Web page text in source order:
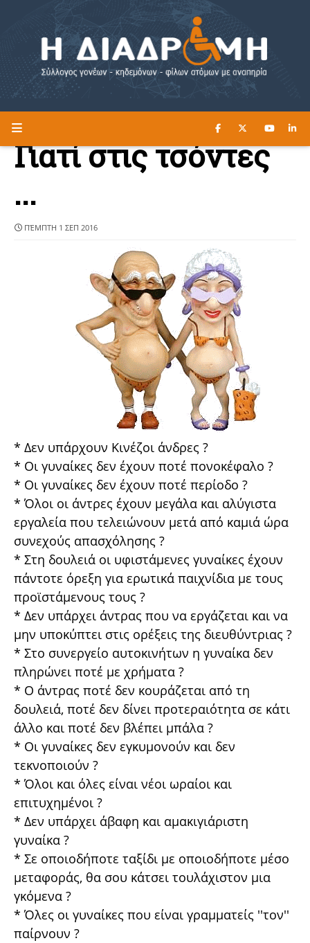
Η ΔΙΑΔΡΟΜΗ ΔΙΑΒΑΣΤΕ ΕΔΩ ►
Γιατί στις τσόντες
...
ΠΈΜΠΤΗ 1 ΣΕΠ 2016
* Δεν υπάρχουν Κινέζοι άνδρες ?
* Οι γυναίκες δεν έχουν ποτέ πονοκέφαλο ?
* Οι γυναίκες δεν έχουν ποτέ περίοδο ?
* Όλοι οι άντρες έχουν μεγάλα και αλύγιστα
εργαλεία που τελειώνουν μετά από καμιά ώρα
συνεχούς απασχόλησης ?
* Στη δουλειά οι υφιστάμενες γυναίκες έχουν
πάντοτε όρεξη για ερωτικά παιχνίδια με τους
προϊστάμενους τους ?
* Δεν υπάρχει άντρας που να εργάζεται και να
μην υποκύπτει στις ορέξεις της διευθύντριας ?
* Στο συνεργείο αυτοκινήτων η γυναίκα δεν
πληρώνει ποτέ με χρήματα ?
* Ο άντρας ποτέ δεν κουράζεται από τη
δουλειά, ποτέ δεν δίνει προτεραιότητα σε κάτι
άλλο και ποτέ δεν βλέπει μπάλα ?
* Οι γυναίκες δεν εγκυμονούν και δεν
τεκνοποιούν ?
* Όλοι και όλες είναι νέοι ωραίοι και
επιτυχημένοι ?
* Δεν υπάρχει άβαφη και αμακιγιάριστη
γυναίκα ?
* Σε οποιοδήποτε ταξίδι με οποιοδήποτε μέσο
μεταφοράς, θα σου κάτσει τουλάχιστον μια
γκόμενα ?
* Όλες οι γυναίκες που είναι γραμματείς ''τον''
παίρνουν ?